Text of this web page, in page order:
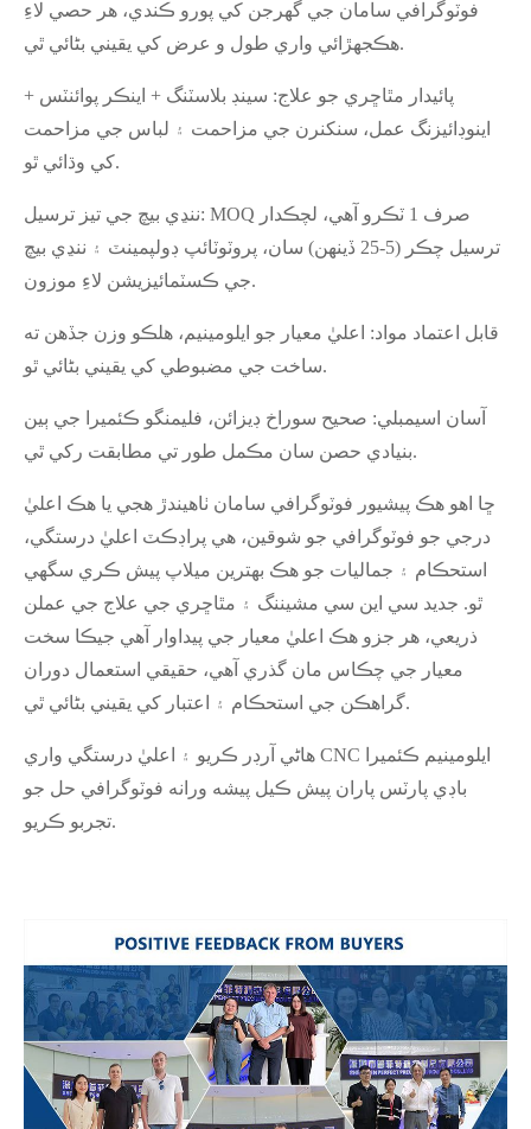
فوٽوگرافي سامان جي گهرجن کي پورو ڪندي، هر حصي لاءِ
هڪجهڙائي واري طول و عرض کي يقيني بڻائي ٿي.
پائيدار مٿاڇري جو علاج: سينڊ بلاسٽنگ + اينڪر پوائنٽس +
اينوڊائيزنگ عمل، سنکنرن جي مزاحمت ۽ لباس جي مزاحمت
کي وڌائي ٿو.
ننڍي بيچ جي تيز ترسيل: MOQ صرف 1 ٽڪرو آهي، لچڪدار
ترسيل چڪر (5-25 ڏينهن) سان، پروٽوٽائپ ڊولپمينٽ ۽ ننڍي بيچ
جي ڪسٽمائيزيشن لاءِ موزون.
قابل اعتماد مواد: اعليٰ معيار جو ايلومينيم، هلڪو وزن جڏهن ته
ساخت جي مضبوطي کي يقيني بڻائي ٿو.
آسان اسيمبلي: صحيح سوراخ ڊيزائن، فليمنگو ڪئميرا جي ٻين
بنيادي حصن سان مڪمل طور تي مطابقت رکي ٿي.
ڇا اهو هڪ پيشيور فوٽوگرافي سامان ٺاهيندڙ هجي يا هڪ اعليٰ
درجي جو فوٽوگرافي جو شوقين، هي پراڊڪٽ اعليٰ درستگي،
استحڪام ۽ جماليات جو هڪ بهترين ميلاپ پيش ڪري سگهي
ٿو. جديد سي اين سي مشيننگ ۽ مٿاڇري جي علاج جي عملن
ذريعي، هر جزو هڪ اعليٰ معيار جي پيداوار آهي جيڪا سخت
معيار جي چڪاس مان گذري آهي، حقيقي استعمال دوران
گراهڪن جي استحڪام ۽ اعتبار کي يقيني بڻائي ٿي.
هاڻي آرڊر ڪريو ۽ اعليٰ درستگي واري CNC ايلومينيم ڪئميرا
باڊي پارٽس پاران پيش ڪيل پيشه ورانه فوٽوگرافي حل جو
تجربو ڪريو.